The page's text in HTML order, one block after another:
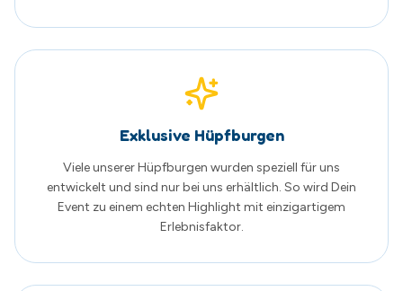
Familienunternehmen aus Schwerin
und Leidenschaft. Persönliche Beratung und zufriedene
Kunden stehen bei uns an erster Stelle.